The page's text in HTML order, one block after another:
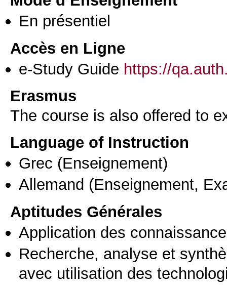
En présentiel
Accès en Ligne
e-Study Guide https://
Erasmus
The course is also offered to
Language of Instruction
Grec (Enseignement)
Allemand (Enseignement,
Aptitudes Générales
Application des
Recherche, analyse et
avec utilisation des